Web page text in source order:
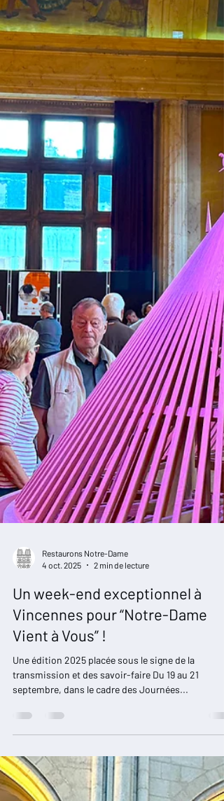
Restaurons Notre-Dame
4 oct. 2025
2 min de lecture
Un week-end exceptionnel à
Vincennes pour “Notre-Dame
septembre, dans le cadre des Journées...